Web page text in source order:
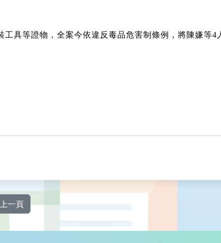
具等證物，全案今依違反毒品危害制條例，將陳嫌等4
一頁